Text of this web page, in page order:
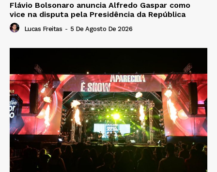
Flávio Bolsonaro anuncia Alfredo Gaspar como
vice na disputa pela Presidência da República
Lucas Freitas - 5 De Agosto De 2026